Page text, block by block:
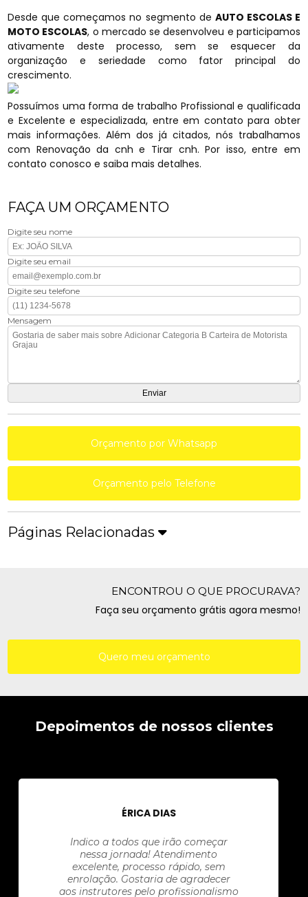
Desde que começamos no segmento de AUTO ESCOLAS E
MOTO ESCOLAS, o mercado se desenvolveu e participamos
ativamente deste processo, sem se esquecer da
organização e seriedade como fator principal do
crescimento.
Possuímos uma forma de trabalho Profissional e qualificada
e Excelente e especializada, entre em contato para obter
mais informações. Além dos já citados, nós trabalhamos
com Renovação da cnh e Tirar cnh. Por isso, entre em
contato conosco e saiba mais detalhes.
FAÇA UM ORÇAMENTO
Digite seu nome
Digite seu email
Digite seu telefone
Mensagem
Orçamento por Whatsapp
Orçamento pelo Telefone
Páginas Relacionadas
ENCONTROU O QUE PROCURAVA?
Faça seu orçamento grátis agora mesmo!
Quero meu orçamento
Depoimentos de nossos clientes
ÉRICA DIAS
Indico a todos que irão começar
nessa jornada! Atendimento
excelente, processo rápido, sem
enrolação. Gostaria de agradecer
aos instrutores pelo profissionalismo